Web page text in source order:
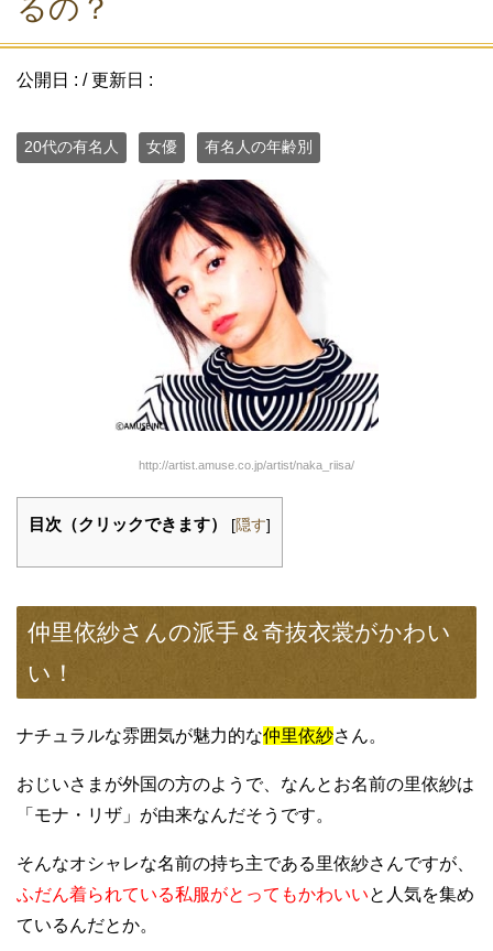
るの？
公開日 : / 更新日 :
20代の有名人 女優 有名人の年齢別
http://artist.amuse.co.jp/artist/naka_riisa/
目次（クリックできます） [隠す]
仲里依紗さんの派手＆奇抜衣裳がかわい
い！
ナチュラルな雰囲気が魅力的な仲里依紗さん。
おじいさまが外国の方のようで、なんとお名前の里依紗は
「モナ・リザ」が由来なんだそうです。
そんなオシャレな名前の持ち主である里依紗さんですが、
ふだん着られている私服がとってもかわいいと人気を集め
ているんだとか。